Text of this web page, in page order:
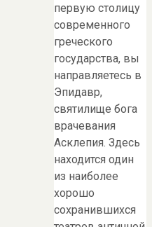
первую столицу
современного
греческого
государства, вы
направляетесь в
Эпидавр,
святилище бога
врачевания
Асклепия. Здесь
находится один
из наиболее
хорошо
сохранившихся